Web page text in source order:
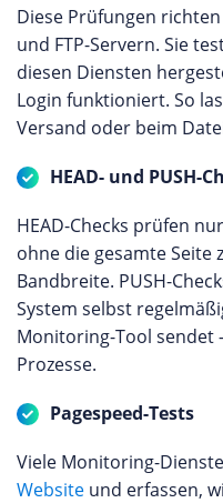
Diese Prüfungen
und FTP-Servern. Sie
diesen Diensten
Login funktioniert. So
Versand oder beim
HEAD- und PUSH-
HEAD-Checks prüfen
ohne die gesamte Seite
Bandbreite. PUSH-
System selbst
Monitoring-Tool sendet
Prozesse.
Pagespeed-Tests
Viele Monitoring-
Website und erfassen,